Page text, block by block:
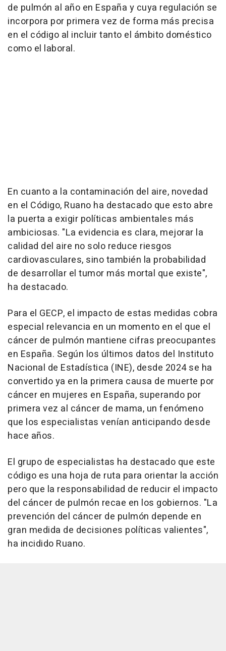
de pulmón al año en España y cuya regulación se
incorpora por primera vez de forma más precisa
en el código al incluir tanto el ámbito doméstico
como el laboral.
En cuanto a la contaminación del aire, novedad
en el Código, Ruano ha destacado que esto abre
la puerta a exigir políticas ambientales más
ambiciosas. "La evidencia es clara, mejorar la
calidad del aire no solo reduce riesgos
cardiovasculares, sino también la probabilidad
de desarrollar el tumor más mortal que existe",
ha destacado.
Para el GECP, el impacto de estas medidas cobra
especial relevancia en un momento en el que el
cáncer de pulmón mantiene cifras preocupantes
en España. Según los últimos datos del Instituto
Nacional de Estadística (INE), desde 2024 se ha
convertido ya en la primera causa de muerte por
cáncer en mujeres en España, superando por
primera vez al cáncer de mama, un fenómeno
que los especialistas venían anticipando desde
hace años.
El grupo de especialistas ha destacado que este
código es una hoja de ruta para orientar la acción
pero que la responsabilidad de reducir el impacto
del cáncer de pulmón recae en los gobiernos. "La
prevención del cáncer de pulmón depende en
gran medida de decisiones políticas valientes",
ha incidido Ruano.